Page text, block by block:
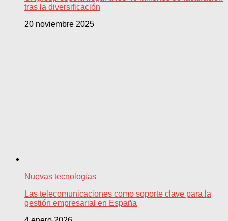
tras la diversificación
20 noviembre 2025
Nuevas tecnologías
Las telecomunicaciones como soporte clave para la
gestión empresarial en España